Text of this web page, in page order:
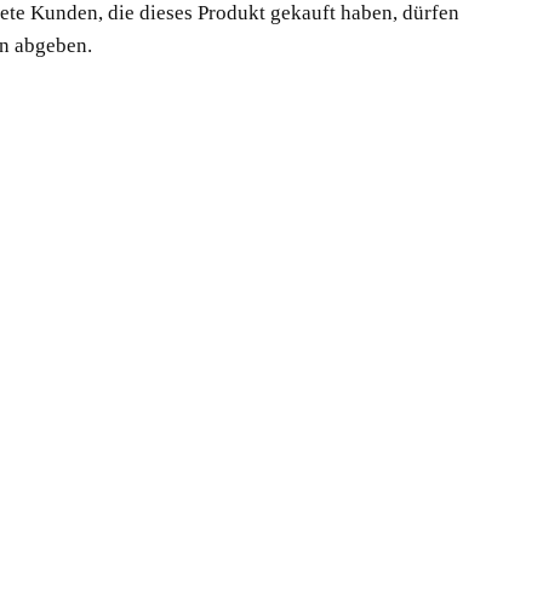
Kunden, die dieses Produkt gekauft haben, dürfen
abgeben.